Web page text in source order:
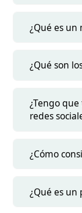
¿Qué es un
¿Qué son
¿Tengo
redes
¿Cómo
¿Qué es un